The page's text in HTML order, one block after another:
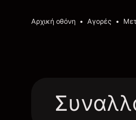
Αρχική οθόνη Αγορές